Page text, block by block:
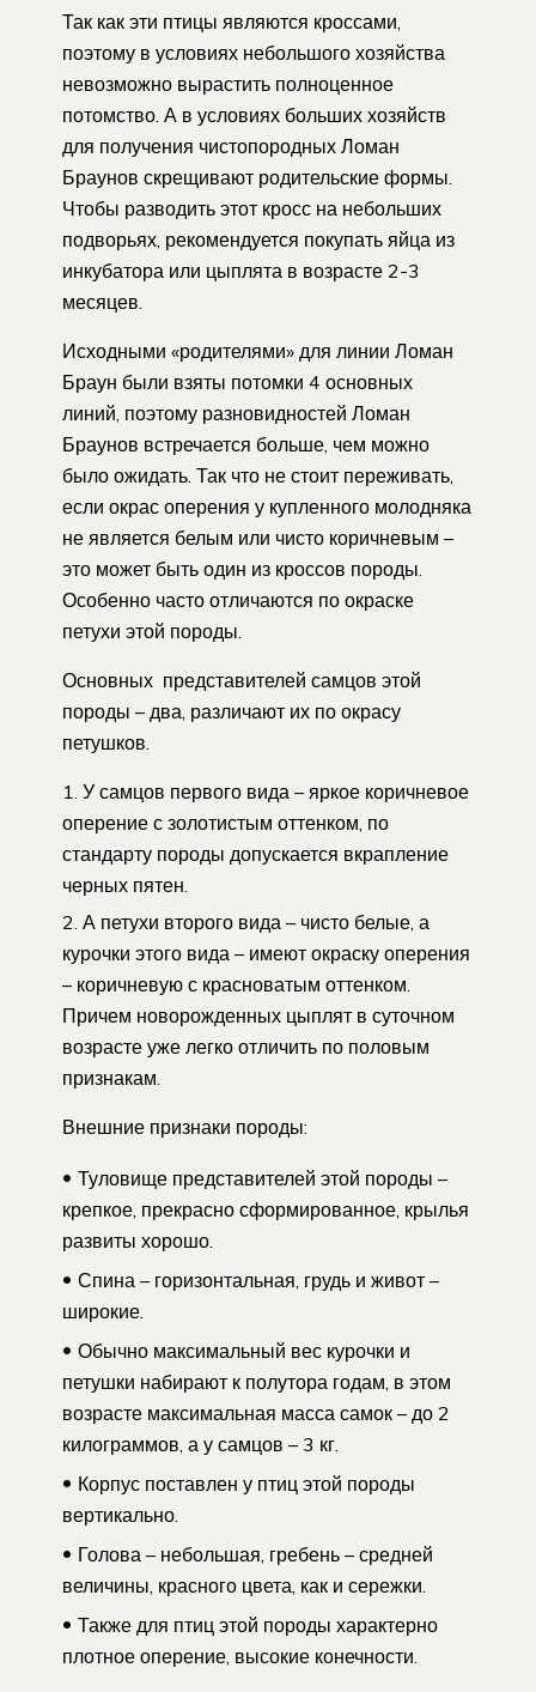
Так как эти птицы являются кроссами,
поэтому в условиях небольшого хозяйства
невозможно вырастить полноценное
потомство. А в условиях больших хозяйств
для получения чистопородных Ломан
Браунов скрещивают родительские формы.
Чтобы разводить этот кросс на небольших
подворьях, рекомендуется покупать яйца из
инкубатора или цыплята в возрасте 2-3
месяцев.
Исходными «родителями» для линии Ломан
Браун были взяты потомки 4 основных
линий, поэтому разновидностей Ломан
Браунов встречается больше, чем можно
было ожидать. Так что не стоит переживать,
если окрас оперения у купленного молодняка
не является белым или чисто коричневым –
это может быть один из кроссов породы.
Особенно часто отличаются по окраске
петухи этой породы.
Основных представителей самцов этой
породы – два, различают их по окрасу
петушков.
У самцов первого вида – яркое коричневое
оперение с золотистым оттенком, по
стандарту породы допускается вкрапление
черных пятен.
А петухи второго вида – чисто белые, а
курочки этого вида – имеют окраску оперения
– коричневую с красноватым оттенком.
Причем новорожденных цыплят в суточном
возрасте уже легко отличить по половым
признакам.
Внешние признаки породы:
Туловище представителей этой породы –
крепкое, прекрасно сформированное, крылья
развиты хорошо.
Спина – горизонтальная, грудь и живот –
широкие.
Обычно максимальный вес курочки и
петушки набирают к полутора годам, в этом
возрасте максимальная масса самок – до 2
килограммов, а у самцов – 3 кг.
Корпус поставлен у птиц этой породы
вертикально.
Голова – небольшая, гребень – средней
величины, красного цвета, как и сережки.
Также для птиц этой породы характерно
плотное оперение, высокие конечности.